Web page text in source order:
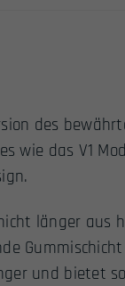
des
wie das V1
länger aus
und bietet